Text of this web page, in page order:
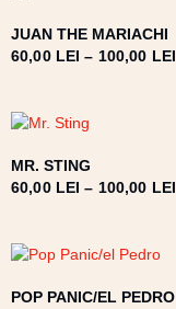
JUAN THE MARIACHI
60,00 LEI – 100,00 LEI
MR. STING
60,00 LEI – 100,00 LEI
POP PANIC/EL PEDRO